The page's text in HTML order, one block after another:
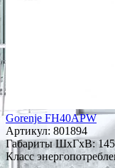
Gorenje FH40APW
Артикул: 801894
Габариты ШxГxВ:
Класс